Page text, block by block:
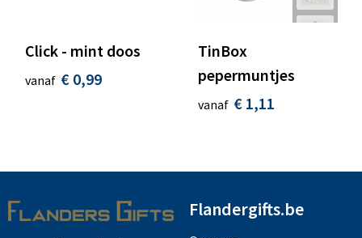
Click - mint doos
vanaf € 0,99
TinBox
pepermuntjes
vanaf € 1,11
Flandergifts.be